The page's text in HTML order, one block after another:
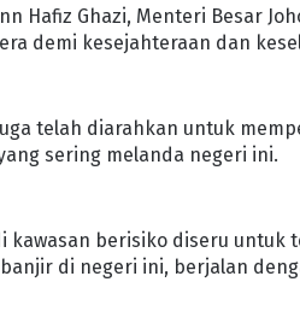
Hafiz Ghazi, Menteri Besar
demi kesejahteraan dan
telah diarahkan untuk
sering melanda negeri ini.
kawasan berisiko diseru untuk
di negeri ini, berjalan